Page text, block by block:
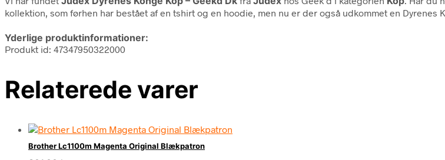
kollektion, som førhen har bestået af en tshirt og en hoodie, men nu er der også udkommet en Dyrenes
Yderlige produktinformationer:
Produkt id: 47347950322000
Relaterede varer
Brother Lc1100m Magenta Original Blækpatron